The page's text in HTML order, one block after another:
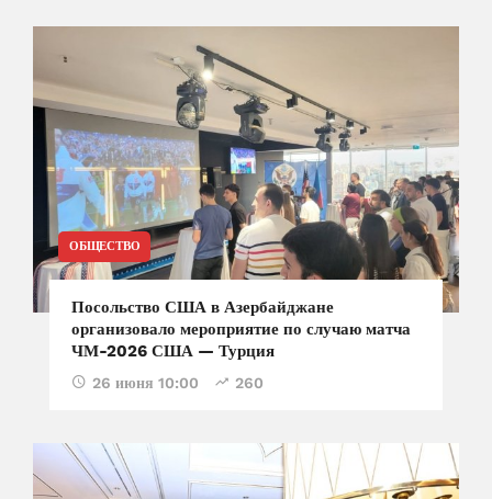
ОБЩЕСТВО
Посольство США в Азербайджане
организовало мероприятие по случаю матча
ЧМ-2026 США — Турция
26 июня 10:00 260